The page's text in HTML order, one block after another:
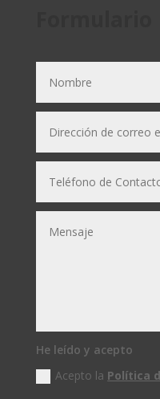
He leído y acepto
Acepto la Política